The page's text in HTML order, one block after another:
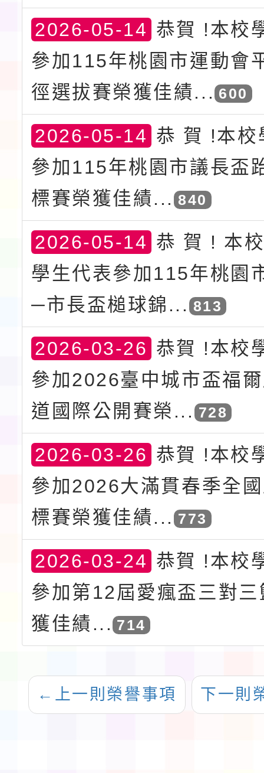
2026-05-14 恭賀 !本校
參加115年桃園市運動會
徑選拔賽榮獲佳績... 600
2026-05-14 恭 賀 !本校
參加115年桃園市議長盃
標賽榮獲佳績... 840
2026-05-14 恭 賀 ! 本
學生代表參加115年桃園
─市長盃槌球錦... 813
2026-03-26 恭賀 !本校
參加2026臺中城市盃福
道國際公開賽榮... 728
2026-03-26 恭賀 !本校
參加2026大滿貫春季全
標賽榮獲佳績... 773
2026-03-24 恭賀 !本校
參加第12屆愛瘋盃三對
獲佳績... 714
← 上一則榮譽事項 下一則